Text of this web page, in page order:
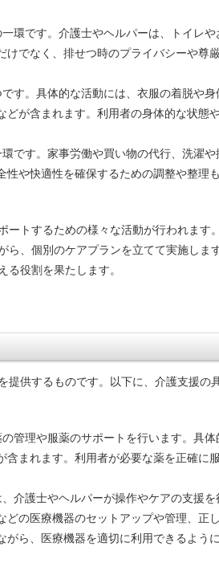
環です。介護士やヘルパーは、トイレや
でなく、排せつ時のプライバシーや尊
す。具体的な活動には、衣服の着脱や身
が含まれます。利用者の身体的な状態
です。家事労働や買い物の代行、洗濯や
や快適性を確保するための調整や整理
ートするための様々な活動が行われます
、個別のケアプランを立てて実施しま
役割を果たします。
提供するものです。以下に、介護支援の
管理や服薬のサポートを行います。具体
まれます。利用者が必要な薬を正確に
介護士やヘルパーが操作やケアの支援を
どの医療機器のセットアップや管理、正
ら、医療機器を適切に利用できるよう